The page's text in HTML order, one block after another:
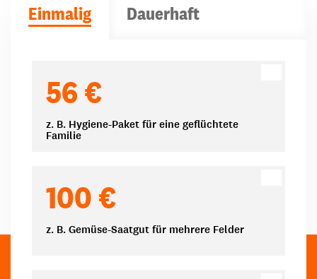
Einmalig Dauerhaft
56 €
z. B. Hygiene-Paket für eine geflüchtete
Familie
100 €
z. B. Gemüse-Saatgut für mehrere Felder